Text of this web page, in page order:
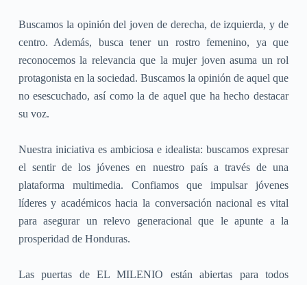
Buscamos la opinión del joven de derecha, de izquierda, y de
centro. Además, busca tener un rostro femenino, ya que
reconocemos la relevancia que la mujer joven asuma un rol
protagonista en la sociedad. Buscamos la opinión de aquel que
no esescuchado, así como la de aquel que ha hecho destacar
su voz.
Nuestra iniciativa es ambiciosa e idealista: buscamos expresar
el sentir de los jóvenes en nuestro país a través de una
plataforma multimedia. Confiamos que impulsar jóvenes
líderes y académicos hacia la conversación nacional es vital
para asegurar un relevo generacional que le apunte a la
prosperidad de Honduras.
Las puertas de EL MILENIO están abiertas para todos